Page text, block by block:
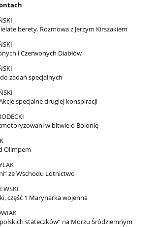
berety. Rozmowa z Jerzym Kirszakiem
i Czerwonych Diabłów
zadań specjalnych
specjalne drugiej konspiracji
w bitwie o Bolonię
Olimpem
ze Wschodu Lotnictwo
część 1 Marynarka wojenna
stateczków” na Morzu Śródziemnym